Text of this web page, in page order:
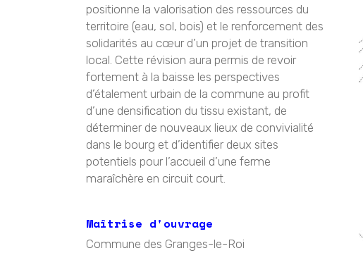
positionne la valorisation des ressources du
territoire (eau, sol, bois) et le renforcement des
solidarités au cœur d’un projet de transition
local. Cette révision aura permis de revoir
fortement à la baisse les perspectives
d’étalement urbain de la commune au profit
d’une densification du tissu existant, de
déterminer de nouveaux lieux de convivialité
dans le bourg et d’identifier deux sites
potentiels pour l’accueil d’une ferme
maraîchère en circuit court.
Maîtrise d'ouvrage
Commune des Granges-le-Roi